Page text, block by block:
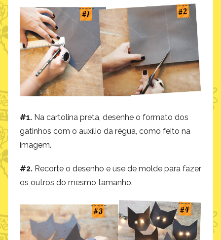
#1. Na cartolina preta, desenhe o formato dos
gatinhos com o auxílio da régua, como feito na
imagem.
#2. Recorte o desenho e use de molde para fazer
os outros do mesmo tamanho.